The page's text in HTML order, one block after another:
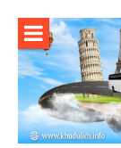
content